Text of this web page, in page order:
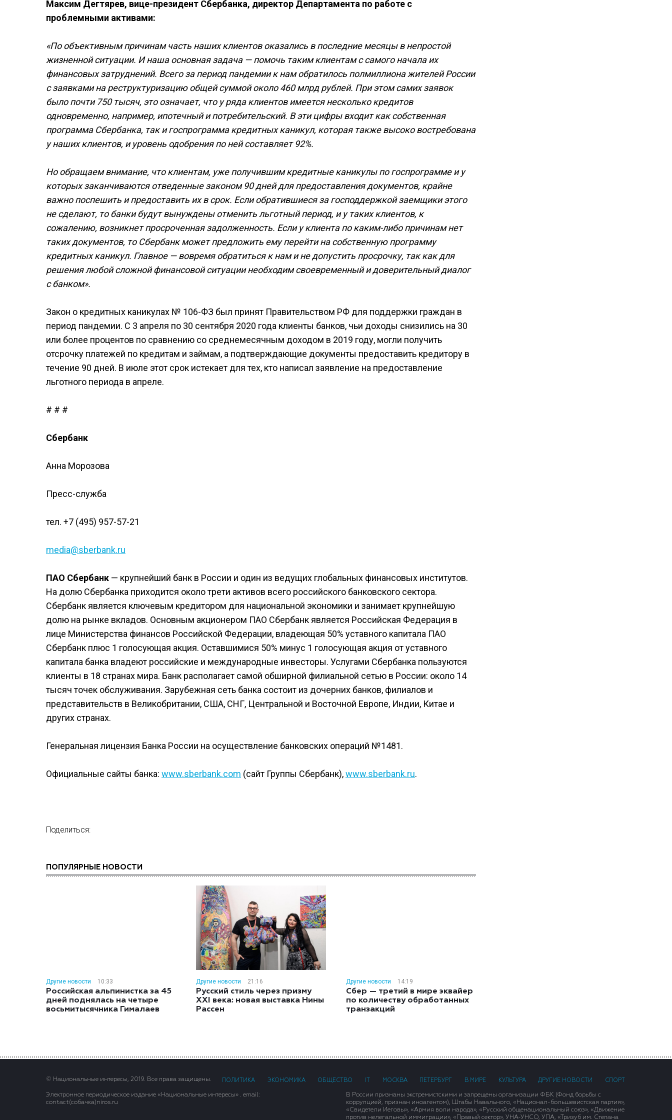
Максим Дегтярев, вице-президент Сбербанка, директор Департамента по работе с
проблемными активами:
«По объективным причинам часть наших клиентов оказались в последние месяцы в непростой
жизненной ситуации. И наша основная задача — помочь таким клиентам с самого начала их
финансовых затруднений. Всего за период пандемии к нам обратилось полмиллиона жителей России
с заявками на реструктуризацию общей суммой около 460 млрд рублей. При этом самих заявок
было почти 750 тысяч, это означает, что у ряда клиентов имеется несколько кредитов
одновременно, например, ипотечный и потребительский. В эти цифры входит как собственная
программа Сбербанка, так и госпрограмма кредитных каникул, которая также высоко востребована
у наших клиентов, и уровень одобрения по ней составляет 92%.
Но обращаем внимание, что клиентам, уже получившим кредитные каникулы по госпрограмме и у
которых заканчиваются отведенные законом 90 дней для предоставления документов, крайне
важно поспешить и предоставить их в срок. Если обратившиеся за господдержкой заемщики этого
не сделают, то банки будут вынуждены отменить льготный период, и у таких клиентов, к
сожалению, возникнет просроченная задолженность. Если у клиента по каким-либо причинам нет
таких документов, то Сбербанк может предложить ему перейти на собственную программу
кредитных каникул. Главное — вовремя обратиться к нам и не допустить просрочку, так как для
решения любой сложной финансовой ситуации необходим своевременный и доверительный диалог
с банком».
Закон о кредитных каникулах № 106-ФЗ был принят Правительством РФ для поддержки граждан в
период пандемии. С 3 апреля по 30 сентября 2020 года клиенты банков, чьи доходы снизились на 30
или более процентов по сравнению со среднемесячным доходом в 2019 году, могли получить
отсрочку платежей по кредитам и займам, а подтверждающие документы предоставить кредитору в
течение 90 дней. В июле этот срок истекает для тех, кто написал заявление на предоставление
льготного периода в апреле.
# # #
Сбербанк
Анна Морозова
Пресс-служба
тел. +7 (495) 957-57-21
media@sberbank.ru
ПАО Сбербанк — крупнейший банк в России и один из ведущих глобальных финансовых институтов.
На долю Сбербанка приходится около трети активов всего российского банковского сектора.
Сбербанк является ключевым кредитором для национальной экономики и занимает крупнейшую
долю на рынке вкладов. Основным акционером ПАО Сбербанк является Российская Федерация в
лице Министерства финансов Российской Федерации, владеющая 50% уставного капитала ПАО
Сбербанк плюс 1 голосующая акция. Оставшимися 50% минус 1 голосующая акция от уставного
капитала банка владеют российские и международные инвесторы. Услугами Сбербанка пользуются
клиенты в 18 странах мира. Банк располагает самой обширной филиальной сетью в России: около 14
тысяч точек обслуживания. Зарубежная сеть банка состоит из дочерних банков, филиалов и
представительств в Великобритании, США, СНГ, Центральной и Восточной Европе, Индии, Китае и
других странах.
Генеральная лицензия Банка России на осуществление банковских операций №1481.
Официальные сайты банка: www.sberbank.com (сайт Группы Сбербанк),www.sberbank.ru.
Поделиться:
ПОПУЛЯРНЫЕ НОВОСТИ
Другие новости 10:33
Российская альпинистка за 45
дней поднялась на четыре
восьмитысячника Гималаев
Другие новости 21:16
Русский стиль через призму
XXI века: новая выставка Нины
Рассен
Другие новости 14:19
Сбер — третий в мире эквайер
по количеству обработанных
транзакций
© Национальные интересы, 2019. Все права защищены. ПОЛИТИКА ЭКОНОМИКА ОБЩЕСТВО МОСКВА ПЕТЕРБУРГ В МИРЕ КУЛЬТУРА ДРУГИЕ НОВОСТИ СПОРТ
Электронное периодическое издание «Национальные интересы» . email:
contact(сoбaчка)niros.ru
В России признаны экстремистскими и запрещены организации ФБК (Фонд борьбы с
коррупцией, признан иноагентом), Штабы Навального, «Национал-большевистская партия»,
«Свидетели Иеговы», «Армия воли народа», «Русский общенациональный союз», «Движение
против нелегальной иммиграции», «Правый сектор», УНА-УНСО, УПА, «Тризуб им. Степана